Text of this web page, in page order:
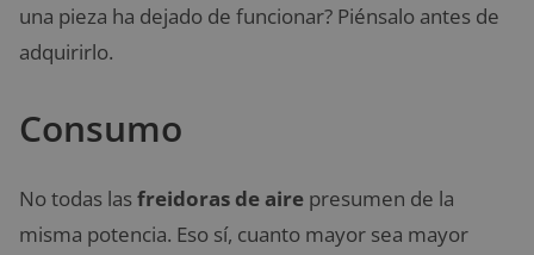
una pieza ha dejado de funcionar? Piénsalo antes de
adquirirlo.
Consumo
No todas lasfreidoras de aire presumen de la
misma potencia. Eso sí, cuanto mayor sea mayor